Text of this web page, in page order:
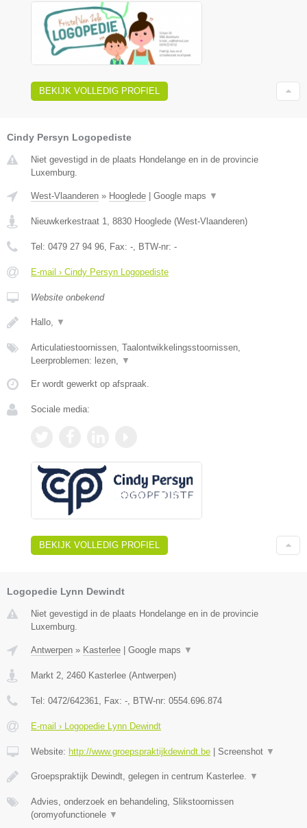
BEKIJK VOLLEDIG PROFIEL
Cindy Persyn Logopediste
Niet gevestigd in de plaats Hondelange en in de provincie
Luxemburg.
West-Vlaanderen » Hooglede Google maps ▼
Nieuwkerkestraat 1 8830 Hooglede (West-Vlaanderen)
Tel: 0479 27 94 96 , Fax: - , BTW-nr: -
E-mail › Cindy Persyn Logopediste
Website onbekend
Hallo, ▼
Articulatiestoornissen, Taalontwikkelingsstoornissen,
Leerproblemen: lezen,
▼
Er wordt gewerkt op afspraak.
Sociale media:
BEKIJK VOLLEDIG PROFIEL
Logopedie Lynn Dewindt
Niet gevestigd in de plaats Hondelange en in de provincie
Luxemburg.
Antwerpen » Kasterlee Google maps ▼
Markt 2, 2460 Kasterlee (Antwerpen)
Tel: 0472/642361, Fax: -, BTW-nr: 0554.696.874
E-mail › Logopedie Lynn Dewindt
Website: http://www.groepspraktijkdewindt.be Screenshot ▼
Groepspraktijk Dewindt, gelegen in centrum Kasterlee. ▼
Advies, onderzoek en behandeling, Slikstoornissen
(oromyofunctionele ▼